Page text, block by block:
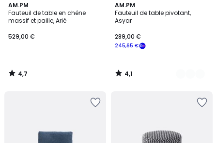
AM.PM
Fauteuil de table en chêne
massif et paille, Arié
529,00 €
4,7
/ 5
4,7
/
AM.PM
Fauteuil de table pivotant,
Asyar
245,65 €
289,00 €
4,1
/ 5
2
Couleurs
4,1
/